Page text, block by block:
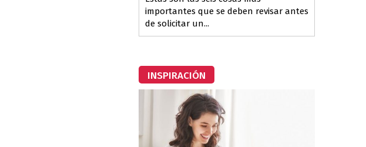
importantes que se deben revisar antes
de solicitar un...
INSPIRACIÓN